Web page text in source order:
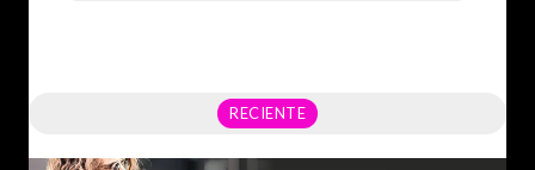
RECIENTE